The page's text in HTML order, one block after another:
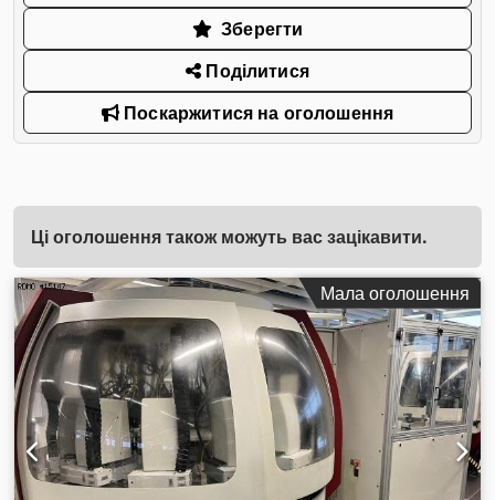
Зберегти
Поділитися
Поскаржитися на оголошення
Ці оголошення також можуть вас зацікавити.
Мала оголошення